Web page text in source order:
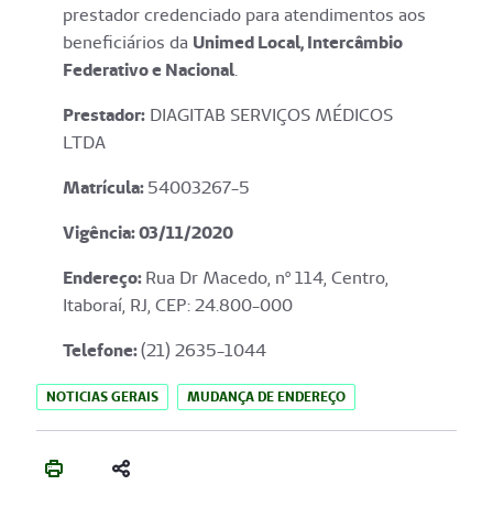
prestador credenciado para atendimentos aos
beneficiários da Unimed Local, Intercâmbio
Federativo e Nacional.
Prestador: DIAGITAB SERVIÇOS MÉDICOS
LTDA
Matrícula:54003267-5
Vigência: 03/11/2020
Endereço:Rua Dr Macedo, nº 114, Centro,
Itaboraí, RJ, CEP: 24.800-000
Telefone:(21) 2635-1044
NOTICIAS GERAIS MUDANÇA DE ENDEREÇO